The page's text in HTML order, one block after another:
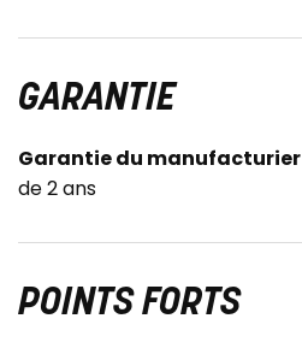
GARANTIE
Garantie du manufacturier
de 2 ans
POINTS FORTS